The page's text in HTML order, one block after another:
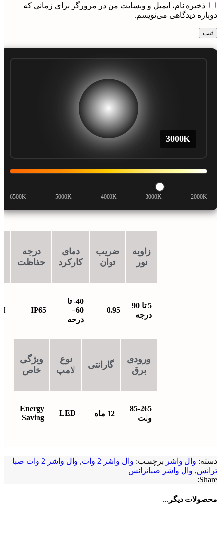
ذخیره نام، ایمیل و وبسایت من در مرورگر برای زمانی که
دوباره دیدگاهی می‌نویسم.
3000K
2000K
3000K
4000K
5000K
6500K
زاویه
نور
ضریب
توان
دمای
کارکرد
درجه
حفاظت
5 تا 90
درجه
0.95
40- تا
60+
درجه
IP65
ورودی
برق
گارانتی
نوع
لامپ
ویژگی
خاص
85-265
ولت
12 ماه LED
Energy
Saving
دسته: وال واشر برچسب: وال واشر 2 وات ,
وال واشر 2 وات صبا
ترانس, وال واشر صباترانس
Share:
محصولات دیگر...